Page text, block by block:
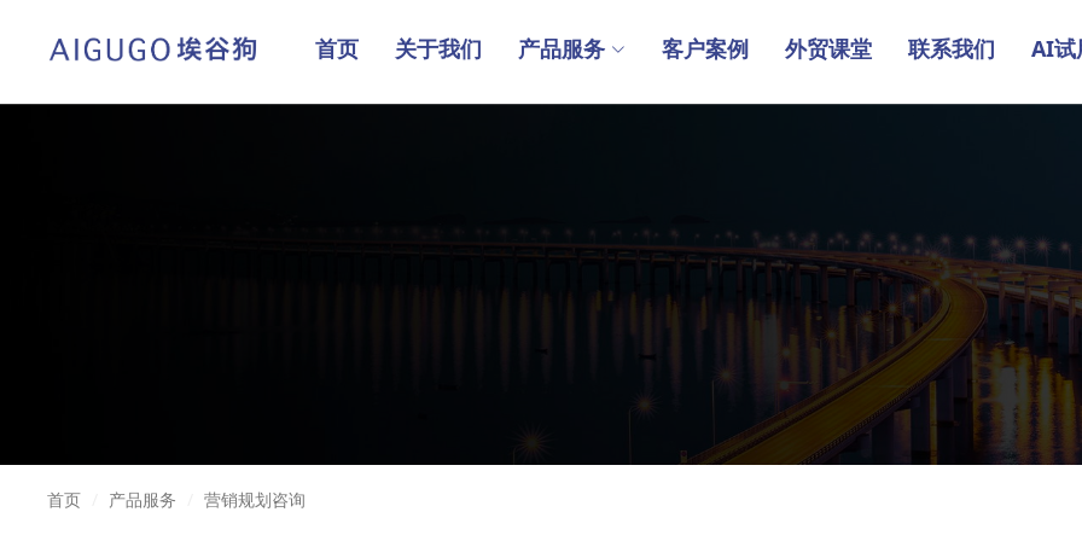
首页 关于我们 产品服务 客户案例 外贸课堂 联系我们 AI试
首页 产品服务 营销规划咨询